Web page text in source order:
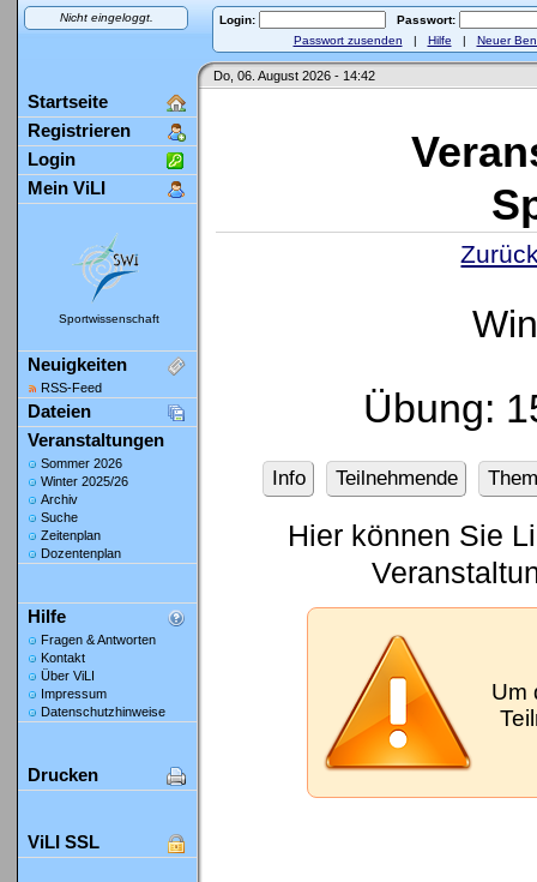
Nicht eingeloggt. Login:
Passwort:
Passwort zusenden | Hilfe | Neuer
Do, 06. August 2026 - 14:42
Startseite
Registrieren
Login
Mein ViLI
Sportwissenschaft
Neuigkeiten
RSS-Feed
Dateien
Veranstaltungen
Sommer 2026
Winter 2025/26
Archiv
Suche
Zeitenplan
Dozentenplan
Hilfe
Fragen & Antworten
Kontakt
Über ViLI
Impressum
Datenschutzhinweise
Drucken
ViLI SSL
Übung:
Info Teilnehmende
Hier können Sie
Um